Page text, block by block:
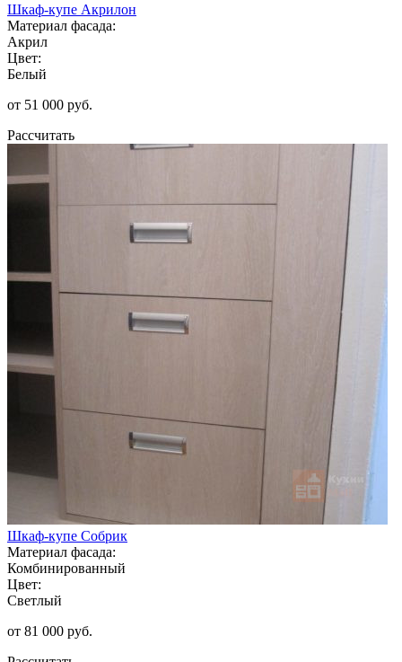
Шкаф-купе Акрилон
Материал фасада:
Акрил
Цвет:
Белый
от 51 000 руб.
Рассчитать
Шкаф-купе Собрик
Материал фасада:
Комбинированный
Цвет:
Светлый
от 81 000 руб.